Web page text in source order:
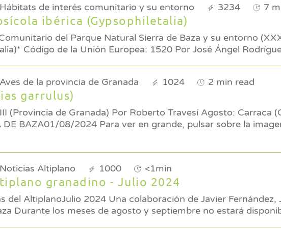
Hábitats de interés comunitario y su entorno 3234 7
ibérica (Gypsophiletalia)
del Parque Natural Sierra de Baza y su entorno
ibérica (Gypsophiletalia)* Código de la Unión Europea: 1520 Por José Ángel
Aves de la provincia de Granada 1024 2 min read
garrulus)
Roberto Travesí Agosto: Carraca (Coracias garrulus)
DE BAZA01/08/2024 Para ver en grande, pulsar sobre la
Noticias Altiplano 1000 <1min
granadino - Julio 2024
de Javier Fernández, Jefe de Informativos de
Onda Cero Radio Baza Durante los meses de agosto y septiembre no estará